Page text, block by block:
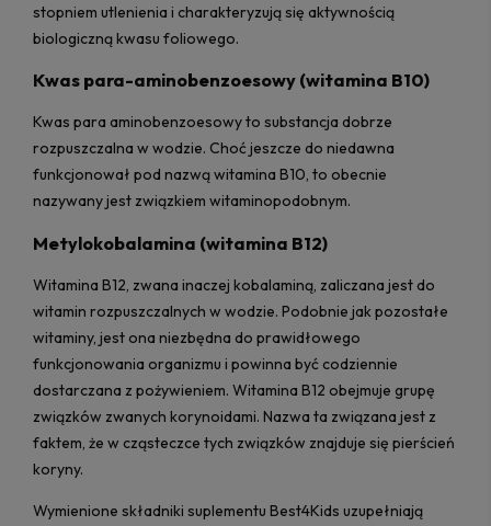
stopniem utlenienia i charakteryzują się aktywnością
biologiczną kwasu foliowego.
Kwas para-aminobenzoesowy (witamina B10)
Kwas para aminobenzoesowy to substancja dobrze
rozpuszczalna w wodzie. Choć jeszcze do niedawna
funkcjonował pod nazwą witamina B10, to obecnie
nazywany jest związkiem witaminopodobnym.
Metylokobalamina (witamina B12)
Witamina B12, zwana inaczej kobalaminą, zaliczana jest do
witamin rozpuszczalnych w wodzie. Podobnie jak pozostałe
witaminy, jest ona niezbędna do prawidłowego
funkcjonowania organizmu i powinna być codziennie
dostarczana z pożywieniem. Witamina B12 obejmuje grupę
związków zwanych korynoidami. Nazwa ta związana jest z
faktem, że w cząsteczce tych związków znajduje się pierścień
koryny.
Wymienione składniki suplementu Best4Kids uzupełniają